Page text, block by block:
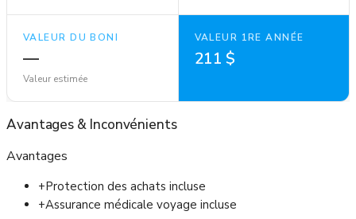
VALEUR DU BONI
—
Valeur estimée
VALEUR 1RE ANNÉE
211 $
Avantages & Inconvénients
Avantages
+Protection des achats incluse
+Assurance médicale voyage incluse